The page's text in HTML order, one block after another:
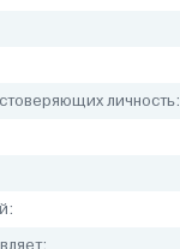
личность: